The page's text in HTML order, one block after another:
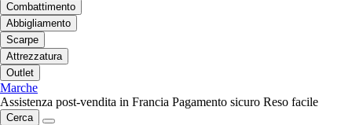
Combattimento
Abbigliamento
Scarpe
Attrezzatura
Outlet
Marche
Assistenza post-vendita in Francia Pagamento sicuro Reso facile
Cerca